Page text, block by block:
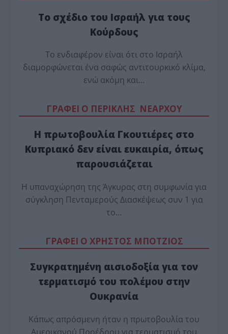
Το σχέδιο του Ισραήλ για τους
Κούρδους
Το ενδιαφέρον είναι ότι στο Ισραήλ
διαμορφώνεται ένα σαφώς αντιτουρκικό κλίμα,
ενώ ακόμη και…
ΓΡΑΦΕΙ Ο ΠΕΡΙΚΛΗΣ ΝΕΑΡΧΟΥ
Η πρωτοβουλία Γκουτιέρες στο
Κυπριακό δεν είναι ευκαιρία, όπως
παρουσιάζεται
Η υπαναχώρηση της Άγκυρας στη συμφωνία για
σύγκληση Πενταμερούς Διασκέψεως συν 1 για
το…
ΓΡΑΦΕΙ Ο ΧΡΗΣΤΟΣ ΜΠΟΤΖΙΟΣ
Συγκρατημένη αισιοδοξία για τον
τερματισμό του πολέμου στην
Ουκρανία
Κάπως απρόσμενη ήταν η πρωτοβουλία του